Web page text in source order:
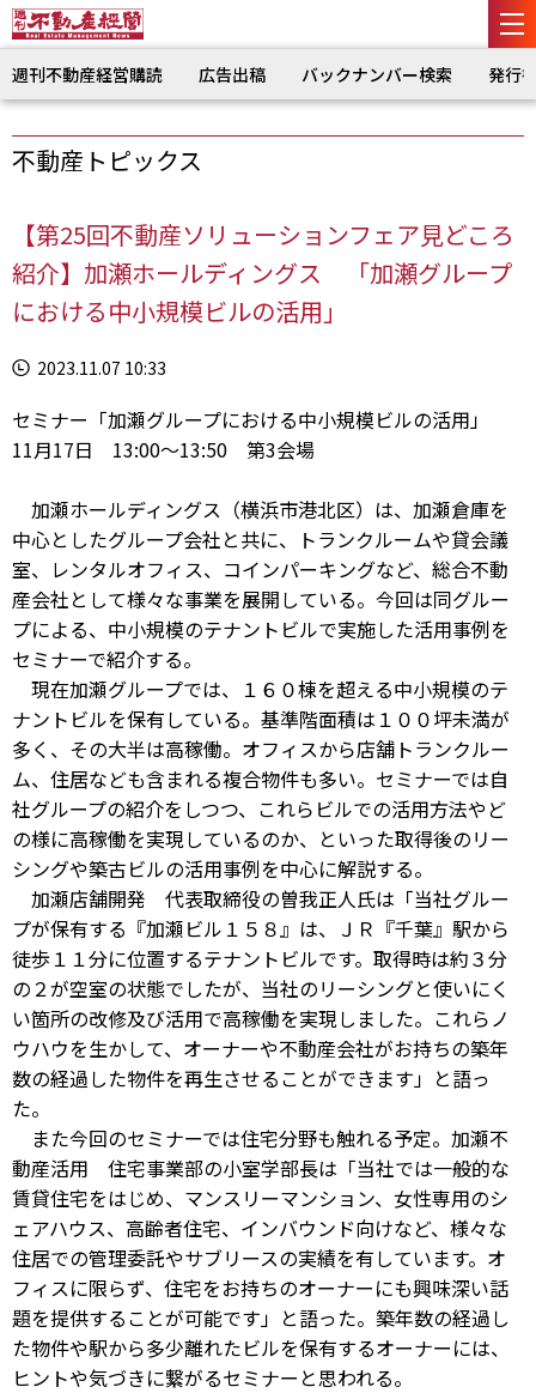
週刊不動産経営購読 広告出稿 バックナンバー検索 発行
不動産トピックス
【第25回不動産ソリューションフェア見どころ
紹介】加瀬ホールディングス 「加瀬グループ
における中小規模ビルの活用」
2023.11.07 10:33
セミナー「加瀬グループにおける中小規模ビルの活用」
11月17日 13:00～13:50 第3会場
加瀬ホールディングス（横浜市港北区）は、加瀬倉庫を
中心としたグループ会社と共に、トランクルームや貸会議
室、レンタルオフィス、コインパーキングなど、総合不動
産会社として様々な事業を展開している。今回は同グルー
プによる、中小規模のテナントビルで実施した活用事例を
セミナーで紹介する。
現在加瀬グループでは、１６０棟を超える中小規模のテ
ナントビルを保有している。基準階面積は１００坪未満が
多く、その大半は高稼働。オフィスから店舗トランクルー
ム、住居なども含まれる複合物件も多い。セミナーでは自
社グループの紹介をしつつ、これらビルでの活用方法やど
の様に高稼働を実現しているのか、といった取得後のリー
シングや築古ビルの活用事例を中心に解説する。
加瀬店舗開発 代表取締役の曽我正人氏は「当社グルー
プが保有する『加瀬ビル１５８』は、ＪＲ『千葉』駅から
徒歩１１分に位置するテナントビルです。取得時は約３分
の２が空室の状態でしたが、当社のリーシングと使いにく
い箇所の改修及び活用で高稼働を実現しました。これらノ
ウハウを生かして、オーナーや不動産会社がお持ちの築年
数の経過した物件を再生させることができます」と語っ
た。
また今回のセミナーでは住宅分野も触れる予定。加瀬不
動産活用 住宅事業部の小室学部長は「当社では一般的な
賃貸住宅をはじめ、マンスリーマンション、女性専用のシ
ェアハウス、高齢者住宅、インバウンド向けなど、様々な
住居での管理委託やサブリースの実績を有しています。オ
フィスに限らず、住宅をお持ちのオーナーにも興味深い話
題を提供することが可能です」と語った。築年数の経過し
た物件や駅から多少離れたビルを保有するオーナーには、
ヒントや気づきに繋がるセミナーと思われる。